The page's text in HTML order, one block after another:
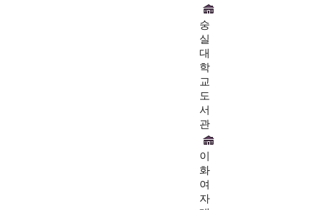
숭
실
대
학
교
도
서
관
이
화
여
자